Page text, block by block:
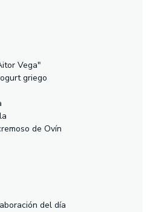
Vega"
griego
de Ovín
del día